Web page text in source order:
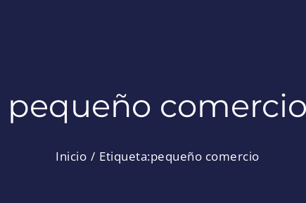
pequeño comercio
Inicio Etiqueta:pequeño comercio